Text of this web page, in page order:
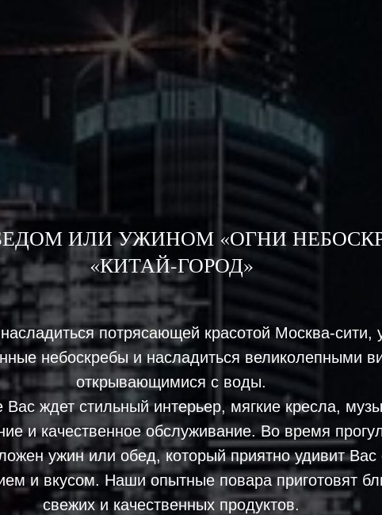
ИЛИ УЖИНОМ «ОГНИ
«КИТАЙ-ГОРОД»
потрясающей красотой Москва-сити,
небоскребы и насладиться великолепными
открывающимися с воды.
ждет стильный интерьер, мягкие кресла,
и качественное обслуживание. Во время
ужин или обед, который приятно удивит Вас
и вкусом. Наши опытные повара приготовят
свежих и качественных продуктов.